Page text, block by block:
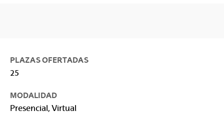
PLAZAS OFERTADAS
25
MODALIDAD
Presencial, Virtual